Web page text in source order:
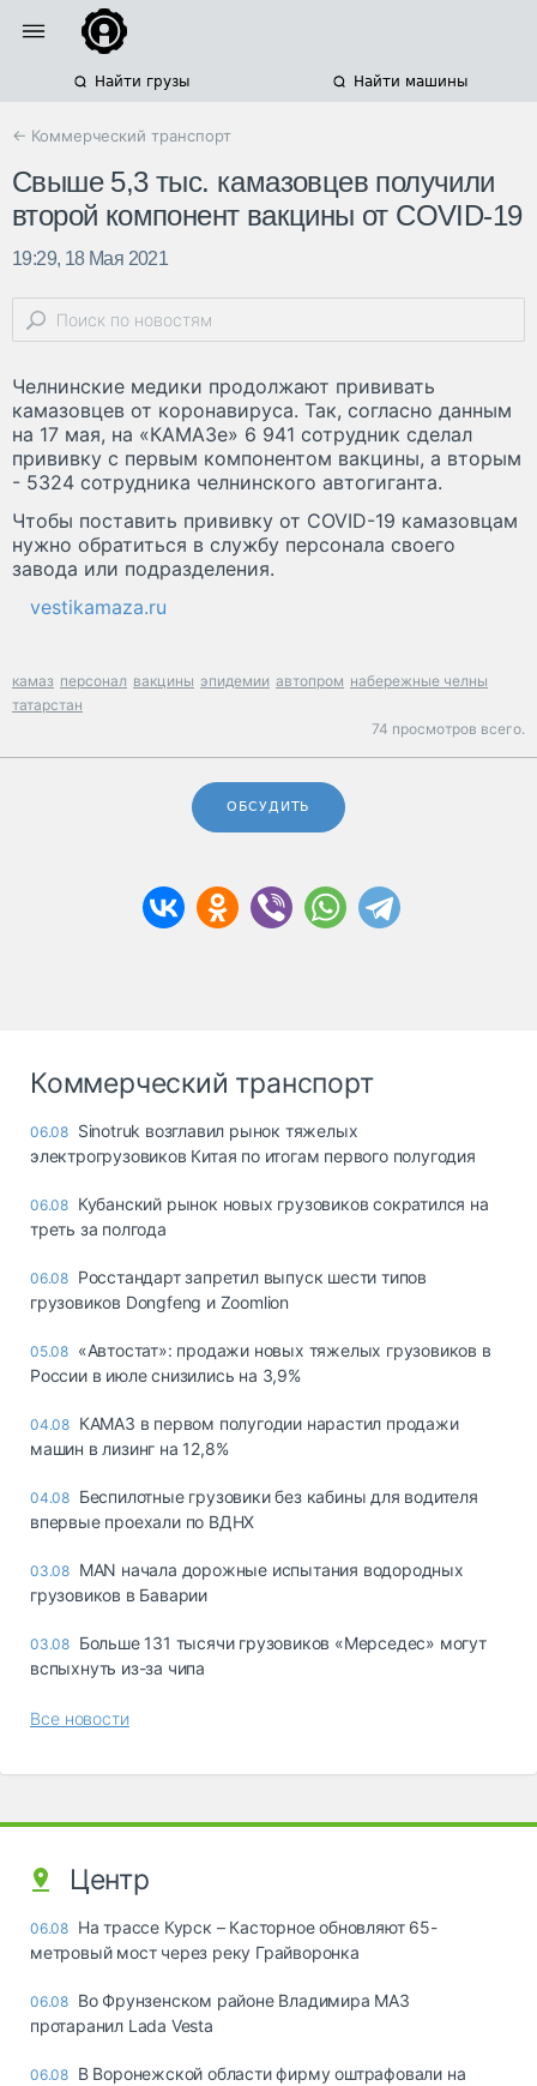
Найти грузы Найти машины
← Коммерческий транспорт
Свыше 5,3 тыс. камазовцев получили
второй компонент вакцины от COVID-19
19:29, 18 Мая 2021
Челнинские медики продолжают прививать
камазовцев от коронавируса. Так, согласно данным
на 17 мая, на «КАМАЗе» 6 941 сотрудник сделал
прививку с первым компонентом вакцины, а вторым
- 5324 сотрудника челнинского автогиганта.
Чтобы поставить прививку от COVID-19 камазовцам
нужно обратиться в службу персонала своего
завода или подразделения.
vestikamaza.ru
камаз персонал вакцины эпидемии автопром набережные челны
татарстан
74 просмотров всего.
ОБСУДИТЬ
Коммерческий транспорт
06.08 Sinotruk возглавил рынок тяжелых
электрогрузовиков Китая по итогам первого полугодия
06.08 Кубанский рынок новых грузовиков сократился на
треть за полгода
06.08 Росстандарт запретил выпуск шести типов
грузовиков Dongfeng и Zoomlion
05.08 «Автостат»: продажи новых тяжелых грузовиков в
России в июле снизились на 3,9%
04.08 КАМАЗ в первом полугодии нарастил продажи
машин в лизинг на 12,8%
04.08 Беспилотные грузовики без кабины для водителя
впервые проехали по ВДНХ
03.08 MAN начала дорожные испытания водородных
грузовиков в Баварии
03.08 Больше 131 тысячи грузовиков «Мерседес» могут
вспыхнуть из-за чипа
Все новости
Центр
06.08 На трассе Курск – Касторное обновляют 65-
метровый мост через реку Грайворонка
06.08 Во Фрунзенском районе Владимира МАЗ
протаранил Lada Vesta
06.08 В Воронежской области фирму оштрафовали на